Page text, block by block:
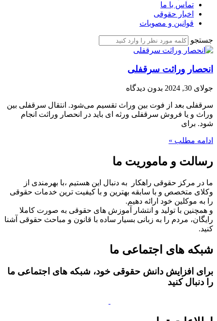
تماس با ما
اخبار حقوقی
قوانین و مصوبات
جستجو
انحصار وراثت سرقفلی
جولای 30, 2024 بدون دیدگاه
سرقفلی بعد از فوت بین وراث تقسیم می‌شود. انتقال سرقفلی بین
وراث و یا فروش سرقفلی ورثه ای باید در انحصار وراثت انجام
شود. برای
ادامه مطلب »
رسالت و ماموریت ما
ما در مرکز حقوقی راهکار به دنبال این هستیم ،با بهرمندی از
وکلای متخصص و با سابقه بهترین و با کیفیت ترین خدمات حقوقی
را به موکلین خود ارائه دهیم.
و همچنین با تولید و انتشار آموزش های حقوقی به صورت کاملا
رایگان، مردم را به زبانی بسیار ساده با قانون و مباحث حقوقی آشنا
کنید.
شبکه های اجتماعی ما
برای افزایش دانش حقوقی خود، شبکه های اجتماعی ما
را دنبال کنید